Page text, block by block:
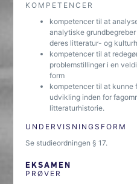
KOMPETENCER
kompetencer til at
analytiske
deres litteratur- og
kompetencer til at
problemstillinger i en
form
kompetencer til at
udvikling inden for
litteraturhistorie.
UNDERVISNINGSFORM
Se studieordningen § 17.
EKSAMEN
PRØVER